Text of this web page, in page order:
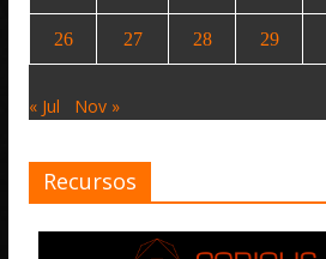
26 27 28 29
« Jul Nov »
Recursos